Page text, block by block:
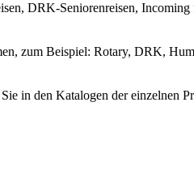
DRK-Seniorenreisen, Incoming
zum Beispiel: Rotary, DRK,
in den Katalogen der einzelnen